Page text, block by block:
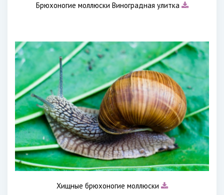
Брюхоногие моллюски Виноградная улитка
Хищные брюхоногие моллюски